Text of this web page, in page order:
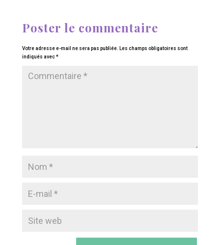
Poster le commentaire
Votre adresse e-mail ne sera pas publiée.
Les champs obligatoires sont
indiqués avec*